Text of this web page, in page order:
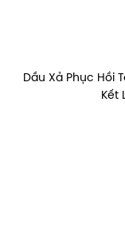
Dầu Xả Phục Hồi
Kết